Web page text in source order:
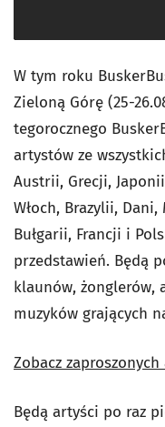
W tym roku
Zieloną Górę (25-
tegorocznego
artystów ze
Austrii, Grecji,
Włoch, Brazylii,
Bułgarii, Francji i
przedstawień. Będą
klaunów, żonglerów,
muzyków grających
Zobacz
Będą artyści po raz